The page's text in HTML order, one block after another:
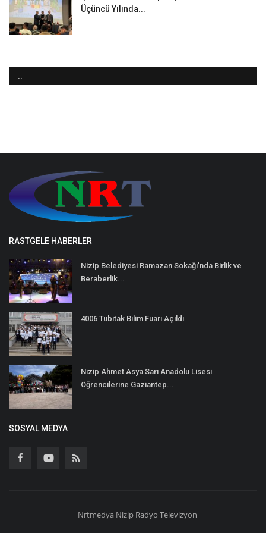
Üçüncü Yılında...
..
RASTGELE HABERLER
Nizip Belediyesi Ramazan Sokağı’nda Birlik ve
Beraberlik...
4006 Tubitak Bilim Fuarı Açıldı
Nizip Ahmet Asya Sarı Anadolu Lisesi
Öğrencilerine Gaziantep...
SOSYAL MEDYA
Nrtmedya Nizip Radyo Televizyon